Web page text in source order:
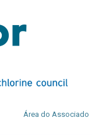
Área do Associado